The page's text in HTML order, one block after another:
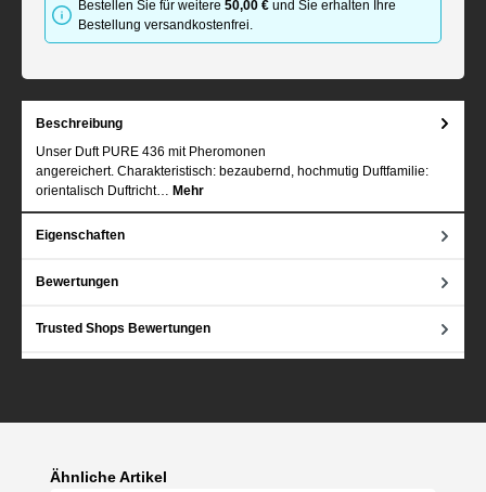
Bestellen Sie für weitere50,00 € und Sie erhalten Ihre
Bestellung versandkostenfrei.
Beschreibung
Unser Duft PURE 436 mit Pheromonen
angereichert. Charakteristisch: bezaubernd, hochmutig Duftfamilie:
orientalisch Duftricht… Mehr
Eigenschaften
Bewertungen
Trusted Shops Bewertungen
Produktgalerie überspringen
Ähnliche Artikel